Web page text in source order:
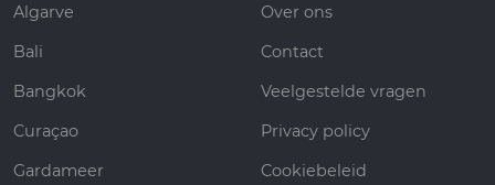
Algarve
Bali
Bangkok
Curaçao
Gardameer
Over ons
Contact
Veelgestelde vragen
Privacy policy
Cookiebeleid